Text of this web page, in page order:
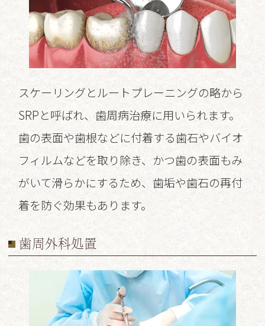
スケーリングとルートプレーニングの略から
SRPと呼ばれ、歯周病治療に用いられます。
歯の表面や歯根などに付着する歯石やバイオ
フィルムなどを取り除き、かつ歯の表面もみ
がいて滑らかにするため、歯垢や歯石の再付
着を防ぐ効果もあります。
歯周外科処置